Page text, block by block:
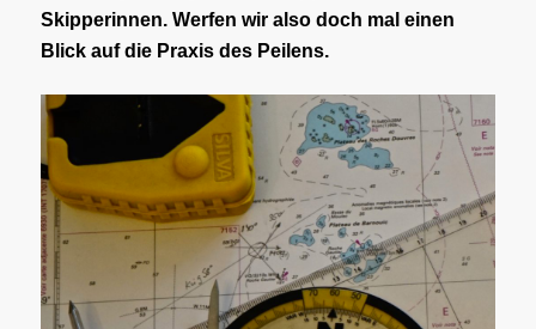
Skipperinnen. Werfen wir also doch mal einen
Blick auf die Praxis des Peilens.